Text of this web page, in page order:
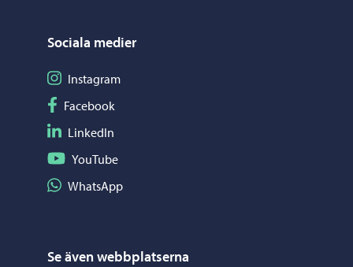
Sociala medier
Följ på Instagram
Instagram
Följ på Facebook
Facebook
Följ på LinkedIn
LinkedIn
Följ på YouTube
YouTube
Dela på WhatsApp
WhatsApp
Se även webbplatserna